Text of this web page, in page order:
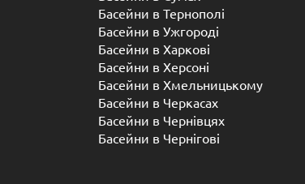
Басейни в Тернополі
Басейни в Ужгороді
Басейни в Харкові
Басейни в Херсоні
Басейни в Хмельницькому
Басейни в Черкасах
Басейни в Чернівцях
Басейни в Чернігові